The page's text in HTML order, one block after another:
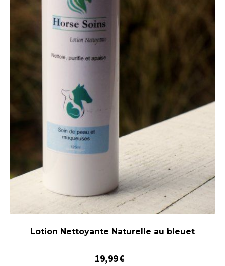
Lotion Nettoyante Naturelle au bleuet
19,99€